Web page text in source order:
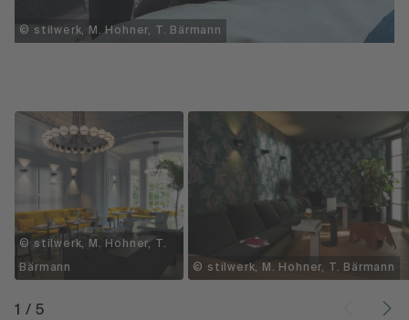
© stilwerk, M. Hohner, T. Bärmann
© stilwerk, M. Hohner, T.
Bärmann © stilwerk, M. Hohner, T. Bärmann
1 /5